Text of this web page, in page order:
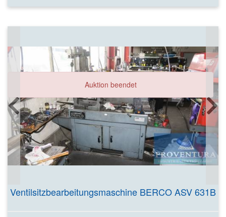
Auktion beendet
Ventilsitzbearbeitungsmaschine BERCO ASV 631B